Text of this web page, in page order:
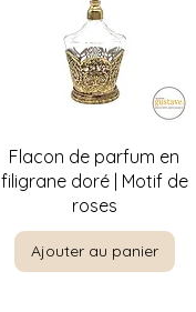
Aperçu rapide
Flacon de parfum en
filigrane doré | Motif de
roses
Ajouter au panier